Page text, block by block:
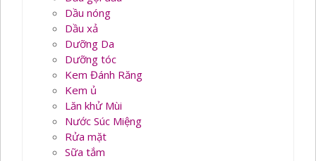
Dầu nóng
Dầu xả
Dưỡng Da
Dưỡng tóc
Kem Đánh Răng
Kem ủ
Lăn khử Mùi
Nước Súc Miệng
Rửa mặt
Sữa tắm